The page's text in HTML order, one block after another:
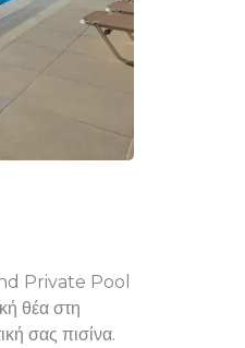
Private Pool
θέα στη
σας πισίνα.